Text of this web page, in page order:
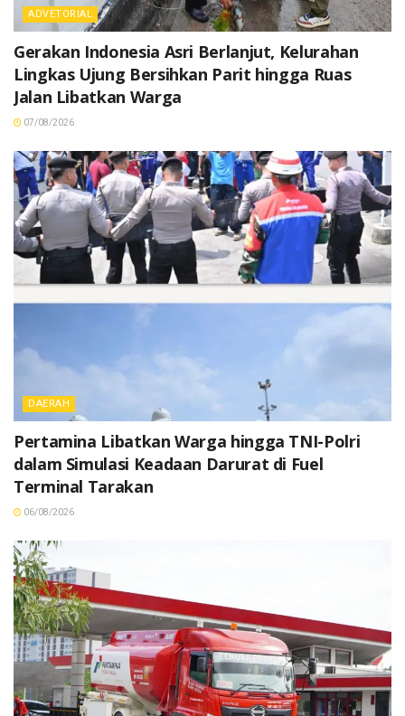
ADVETORIAL
Gerakan Indonesia Asri Berlanjut, Kelurahan
Lingkas Ujung Bersihkan Parit hingga Ruas
Jalan Libatkan Warga
07/08/2026
DAERAH
Pertamina Libatkan Warga hingga TNI-Polri
dalam Simulasi Keadaan Darurat di Fuel
Terminal Tarakan
06/08/2026